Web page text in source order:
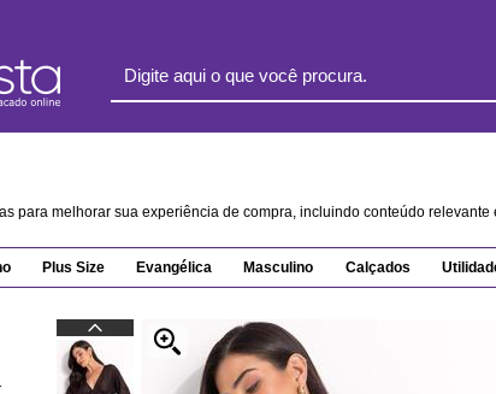
para melhorar sua experiência de compra, incluindo conteúdo
Plus Size Evangélica Masculino Calçados